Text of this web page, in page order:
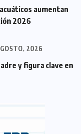
aumentan
2026
2026
y figura clave en